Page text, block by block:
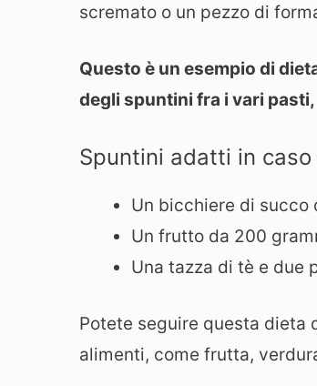
scremato o un pezzo di
Questo è un esempio di
degli spuntini fra i vari pasti,
Spuntini adatti in
Un bicchiere di succo
Un frutto da 200
Una tazza di tè e due
Potete seguire questa dieta
alimenti, come frutta,